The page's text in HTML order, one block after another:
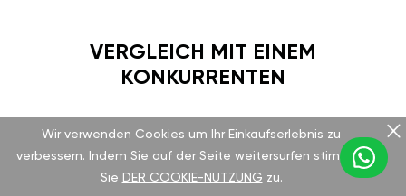
VERGLEICH MIT EINEM
KONKURRENTEN
Vergleichen wir ihn mit dem Ford Fiesta (Mk6)
1.6i 100HP aus derselben Zeit. Der Fiesta
bleibt mit 100 PS und 146 Nm Drehmoment
Wir verwenden Cookies um Ihr Einkaufserlebnis zu
verbessern. Indem Sie auf der Seite weitersurfen stimmen
Sie DER COOKIE-NUTZUNG zu.